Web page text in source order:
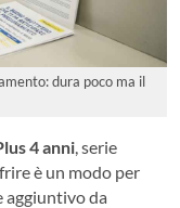
dura poco ma il
4 anni , serie
è un modo per
aggiuntivo da